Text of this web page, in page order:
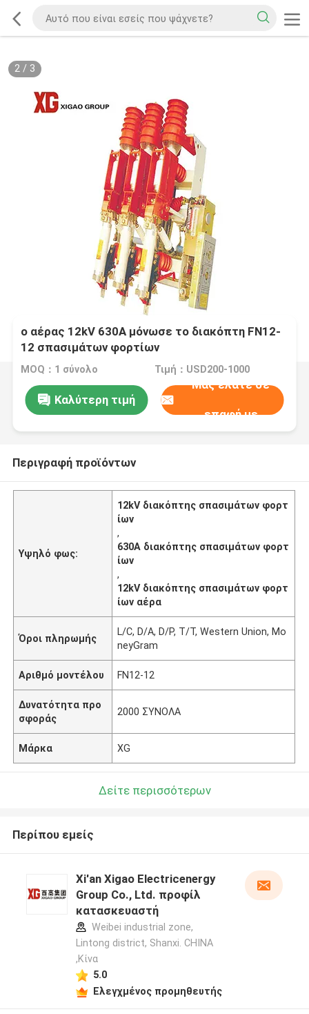
2/ 3
ο αέρας 12kV 630A μόνωσε το διακόπτη FN12-
12 σπασιμάτων φορτίων
MOQ：1 σύνολο Τιμή：USD200-1000
Καλύτερη τιμή
Μας ελάτε σε
επαφή με
Περιγραφή προϊόντων
Υψηλό φως:
12kV διακόπτης σπασιμάτων φορτ
ίων
,
630A διακόπτης σπασιμάτων φορτ
ίων
,
12kV διακόπτης σπασιμάτων φορτ
ίων αέρα
Όροι πληρωμής
L/C, D/A, D/P, T/T, Western Union, Mo
neyGram
Αριθμό μοντέλου FN12-12
Δυνατότητα προ
σφοράς
2000 ΣΥΝΟΛΑ
Μάρκα XG
Δείτε περισσότερων
Περίπου εμείς
Xi'an Xigao Electricenergy
Group Co., Ltd. προφίλ
κατασκευαστή
Weibei industrial zone,
Lintong district, Shanxi. CHINA
,Κίνα
5.0
Ελεγχμένος προμηθευτής